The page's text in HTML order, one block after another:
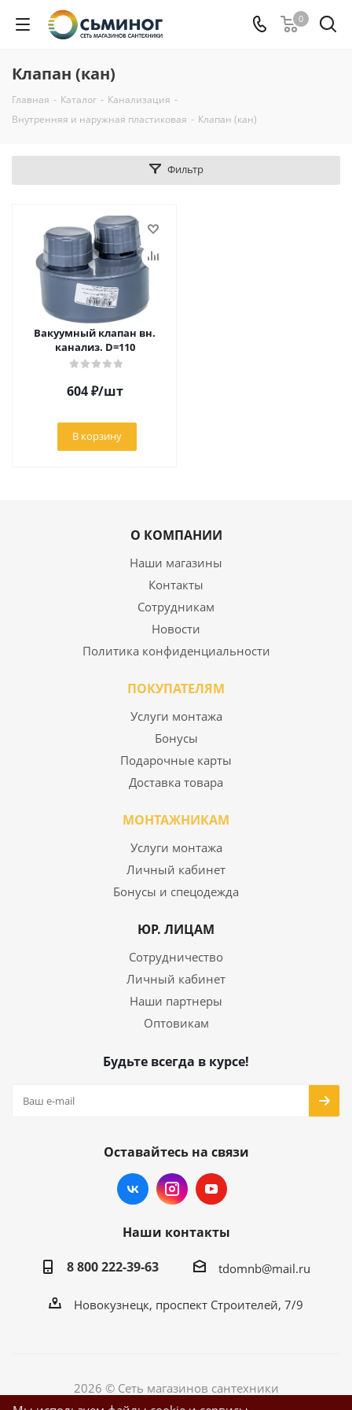
0
Клапан (кан)
Главная - Каталог - Канализация -
Внутренняя и наружная пластиковая - Клапан (кан)
Фильтр
Вакуумный клапан вн.
канализ. D=110
604₽/шт
В корзину
О КОМПАНИИ
Наши магазины
Контакты
Сотрудникам
Новости
Политика конфиденциальности
ПОКУПАТЕЛЯМ
Услуги монтажа
Бонусы
Подарочные карты
Доставка товара
МОНТАЖНИКАМ
Услуги монтажа
Личный кабинет
Бонусы и спецодежда
ЮР. ЛИЦАМ
Сотрудничество
Личный кабинет
Наши партнеры
Оптовикам
Будьте всегда в курсе!
Оставайтесь на связи
Наши контакты
8 800 222-39-63
tdomnb@mail.ru
Новокузнецк, проспект Строителей, 7/9
2026 © Сеть магазинов сантехники